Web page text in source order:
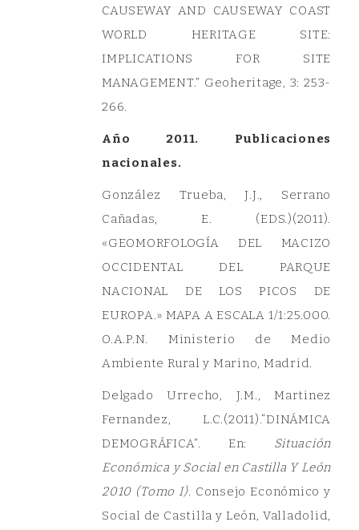
CAUSEWAY AND CAUSEWAY COAST
WORLD HERITAGE SITE:
IMPLICATIONS FOR SITE
MANAGEMENT.” Geoheritage, 3: 253-
266.
Año 2011. Publicaciones
nacionales.
González Trueba, J.J., Serrano
Cañadas, E. (EDS.)(2011).
«GEOMORFOLOGÍA DEL MACIZO
OCCIDENTAL DEL PARQUE
NACIONAL DE LOS PICOS DE
EUROPA.» MAPA A ESCALA 1/1:25.000.
O.A.P.N. Ministerio de Medio
Ambiente Rural y Marino, Madrid.
Delgado Urrecho, J.M., Martinez
Fernandez, L.C.(2011).“DINÁMICA
DEMOGRÁFICA”. En: Situación
Económica y Social en Castilla Y León
2010 (Tomo I). Consejo Económico y
Social de Castilla y León, Valladolid,